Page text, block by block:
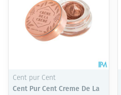
Cent pur Cent
Cent Pur Cent Creme De La